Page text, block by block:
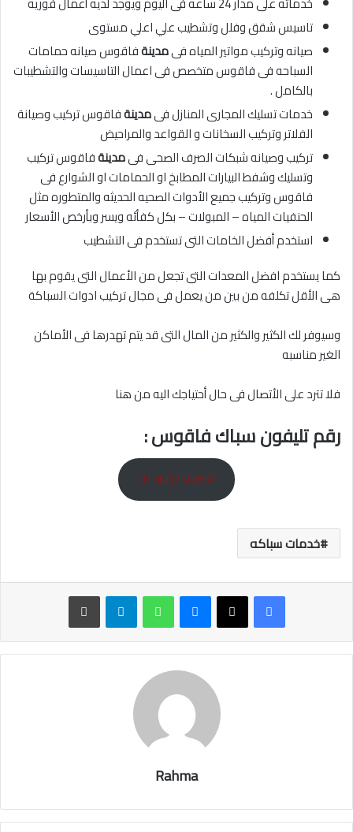
تاسيس شقق وفلل وتشطيب علي اعلي مستوى
صيانه وتركيب مواتير المياه فىمدينةفاقوس صيانه حمامات
السباحه فى فاقوس متخصص فى اعمال التاسيسات والتشطيبات
بالكامل .
خدمات تسليك المجارى المنازل فىمدينةفاقوس تركيب وصيانة
الفلاتر وتركيب السخانات و القواعد والمراحيض
تركيب وصيانه شبكات الصرف الصحى فىمدينةفاقوس تركيب
وتسليك وشفط البيارات المطابخ او الحمامات او الشوارع فى
فاقوس وتركيب جميع الأدوات الصحيه الحديثه والمتطوره مثل
الحنفيات المياه – المبولات – بكل كفأئه ويسر وبأرخص الأسعار
استخدم أفضل الخامات التى تستخدم فى التشطيب
كما يستخدم افضل المعدات التى تجعل من الأعمال التى يقوم بها
هى الأقل تكلفه من بين من يعمل فى مجال تركيب ادوات السباكة
وسيوفر لك الكثير والكثير من المال التى قد يتم تهدرها فى الأماكن
الغير مناسبه
فلا تترد على الأتصال فى حال أحتياجك اليه من هنا
رقم تليفون سباك فاقوس :
01060256897
خدمات سباكه
ماسنجر واتساب تيلقرام طباعة
Rahma